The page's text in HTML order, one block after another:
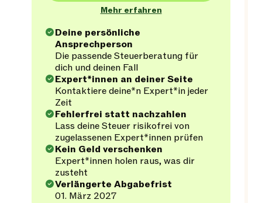
Mehr erfahren
Deine persönliche
Ansprechperson
Die passende Steuerberatung für
dich und deinen Fall
Expert*innen an deiner Seite
Kontaktiere deine*n Expert*in jeder
Zeit
Fehlerfrei statt nachzahlen
Lass deine Steuer risikofrei von
zugelassenen Expert*innen prüfen
Kein Geld verschenken
Expert*innen holen raus, was dir
zusteht
Verlängerte Abgabefrist
01. März 2027